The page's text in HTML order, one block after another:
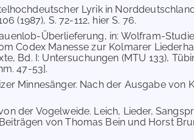
Lyrik in
(1987), S. 72-112, hier S. 76.
Überlieferung, in: Wolfram-
Codex Manesse zur Kolmarer
Bd. I: Untersuchungen (MTU 133),
47-53].
Minnesänger. Nach der Ausgabe von
der Vogelweide. Leich, Lieder,
von Thomas Bein und Horst